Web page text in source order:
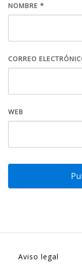
NOMBRE *
CORREO
WEB
Aviso legal